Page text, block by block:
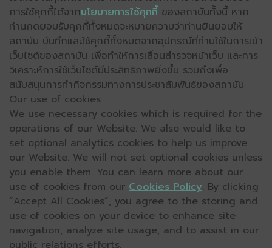
การใช้คุกกี้ได้จากนโยบายการใช้คุกกี้ ของสถาบันทั้งนี้ หาก
ท่านกดยอมรับคุกกี้ทั้งหมดจะหมายความว่าท่านยินยอมให้
สถาบัน บันทึกและใช้คุกกี้ทั้งหมดจากอุปกรณ์ที่ท่านใช้ในการเข้า
เว็บไซต์ของสถาบัน เพื่อทำให้การเลื่อนสำรวจหน้าเว็บ และการ
วิเคราะห์การใช้เว็บไซต์มีประสิทธิภาพยิ่งขึ้น รวมถึงเพื่อ
สนับสนุนการทำกิจกรรมทางการประชาสัมพันธ์ของสถาบัน
Our use of cookies
We use necessary cookies which is required for the
operations of our Website. We also would like to
set optional analytics cookies to help us improve
our Website. We will not set optional cookies unless
you enable them. You can learn more about our
use of cookies from our Cookies Policy. By clicking
“Accept All Cookies”, you agree to the storing and
use of cookies on your device to enhance site
navigation, analyze site usage, and to assist in our
public relations efforts.